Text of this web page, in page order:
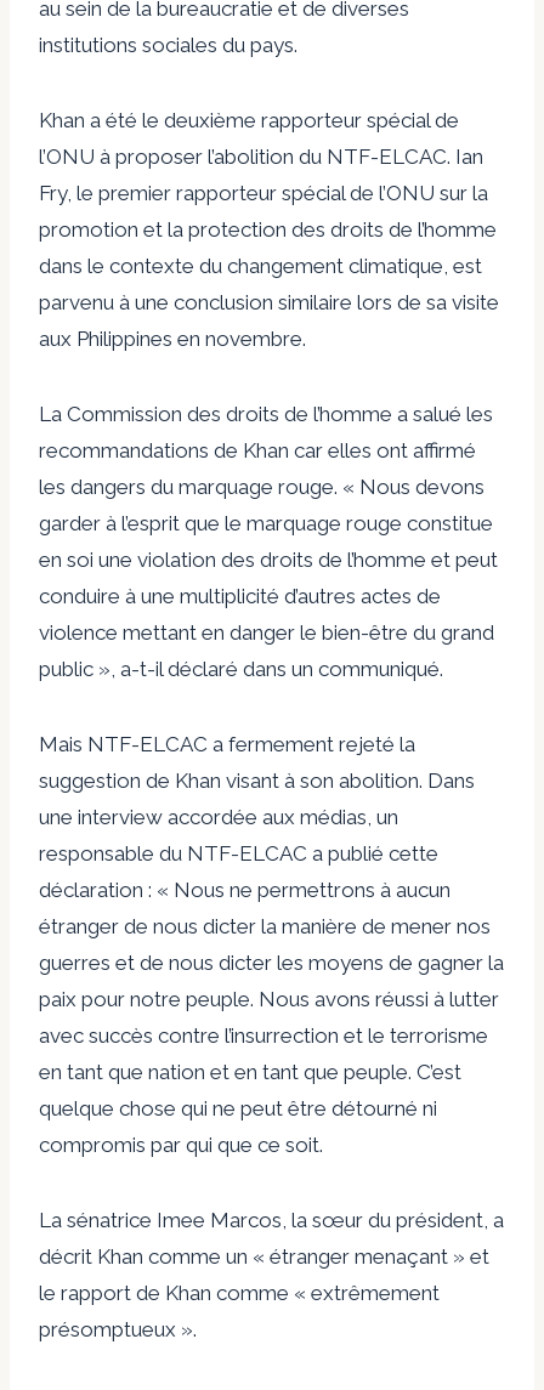
au sein de la bureaucratie et de diverses
institutions sociales du pays.
Khan a été le deuxième rapporteur spécial de
l’ONU à proposer l’abolition du NTF-ELCAC. Ian
Fry, le premier rapporteur spécial de l’ONU sur la
promotion et la protection des droits de l’homme
dans le contexte du changement climatique, est
parvenu à une conclusion similaire lors de sa visite
aux Philippines en novembre.
La Commission des droits de l’homme a salué les
recommandations de Khan car elles ont affirmé
les dangers du marquage rouge. « Nous devons
garder à l’esprit que le marquage rouge constitue
en soi une violation des droits de l’homme et peut
conduire à une multiplicité d’autres actes de
violence mettant en danger le bien-être du grand
public », a-t-il déclaré dans un communiqué.
Mais NTF-ELCAC a fermement rejeté la
suggestion de Khan visant à son abolition. Dans
une interview accordée aux médias, un
responsable du NTF-ELCAC a publié cette
déclaration : « Nous ne permettrons à aucun
étranger de nous dicter la manière de mener nos
guerres et de nous dicter les moyens de gagner la
paix pour notre peuple. Nous avons réussi à lutter
avec succès contre l’insurrection et le terrorisme
en tant que nation et en tant que peuple. C’est
quelque chose qui ne peut être détourné ni
compromis par qui que ce soit.
La sénatrice Imee Marcos, la sœur du président, a
décrit Khan comme un « étranger menaçant » et
le rapport de Khan comme « extrêmement
présomptueux ».